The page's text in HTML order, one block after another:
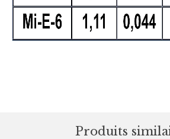
Produits